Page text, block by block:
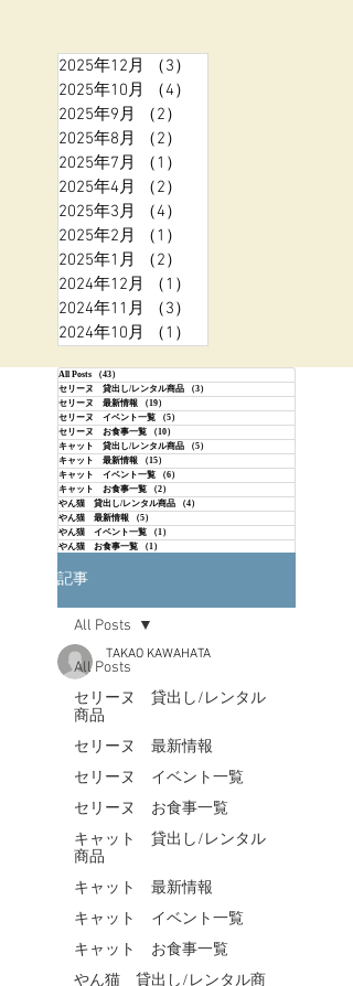
2025年12月 （3）
2025年10月
（4）
2025年9月
（2）
2025年8月
（2）
2025年7月
（1）
2025年4月
（2）
2025年3月
（4）
2025年2月
（1）
2025年1月
（2）
2024年12月
（1）
2024年11月
（3）
2024年10月
（1）
All Posts （43）
セリーヌ 貸出し/レンタル商品
（3）
セリーヌ 最新情報
（19）
セリーヌ イベント一覧
（5）
セリーヌ お食事一覧
（10）
キャット 貸出し/レンタル商品
（5）
キャット 最新情報
（15）
キャット イベント一覧
（6）
キャット お食事一覧
（2）
やん猫 貸出し/レンタル商品
（4）
やん猫 最新情報
（5）
やん猫 イベント一覧
（1）
やん猫 お食事一覧
（1）
記事
All Posts
セリーヌ 貸出し/レンタル
商品
セリーヌ 最新情報
セリーヌ イベント一覧
セリーヌ お食事一覧
キャット 貸出し/レンタル
商品
キャット 最新情報
キャット イベント一覧
キャット お食事一覧
やん猫 貸出し/レンタル商
All Posts
TAKAO KAWAHATA